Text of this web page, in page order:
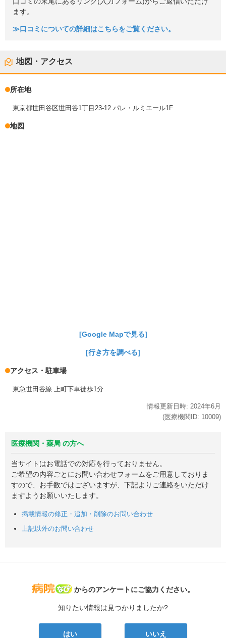
ます。
≫口コミについての詳細はこちらをご覧ください。
地図・アクセス
所在地
東京都世田谷区世田谷1丁目23-12 パレ・ルミエール1F
地図
[Google Mapで見る]
[行き方を調べる]
アクセス・駐車場
東急世田谷線 上町下車徒歩1分
情報更新日時: 2024年6月
(医療機関ID: 10009)
医療機関・薬局 の方へ
当サイトはお電話での対応を行っておりません。
ご希望の内容ごとにお問い合わせフォームをご用意しておりま
すので、お手数ではございますが、下記よりご連絡をいただけ
ますようお願いいたします。
掲載情報の修正・追加・削除のお問い合わせ
上記以外のお問い合わせ
病院なび
からのアンケートにご協力ください。
知りたい情報は見つかりましたか?
はい いいえ